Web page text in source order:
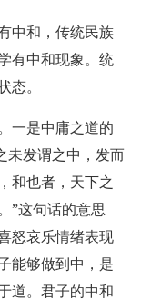
中和，传统民族
有中和现象。统
态。
一是中庸之道的
未发谓之中，发而
和也者，天下之
”这句话的意思
怒哀乐情绪表现
能够做到中，是
道。君子的中和